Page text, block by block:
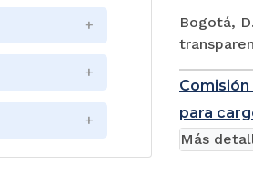
Bogotá,
para
Más